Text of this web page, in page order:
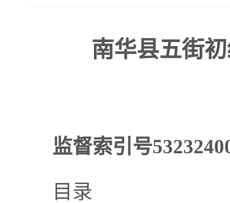
南华县五街
监督索引号
目录